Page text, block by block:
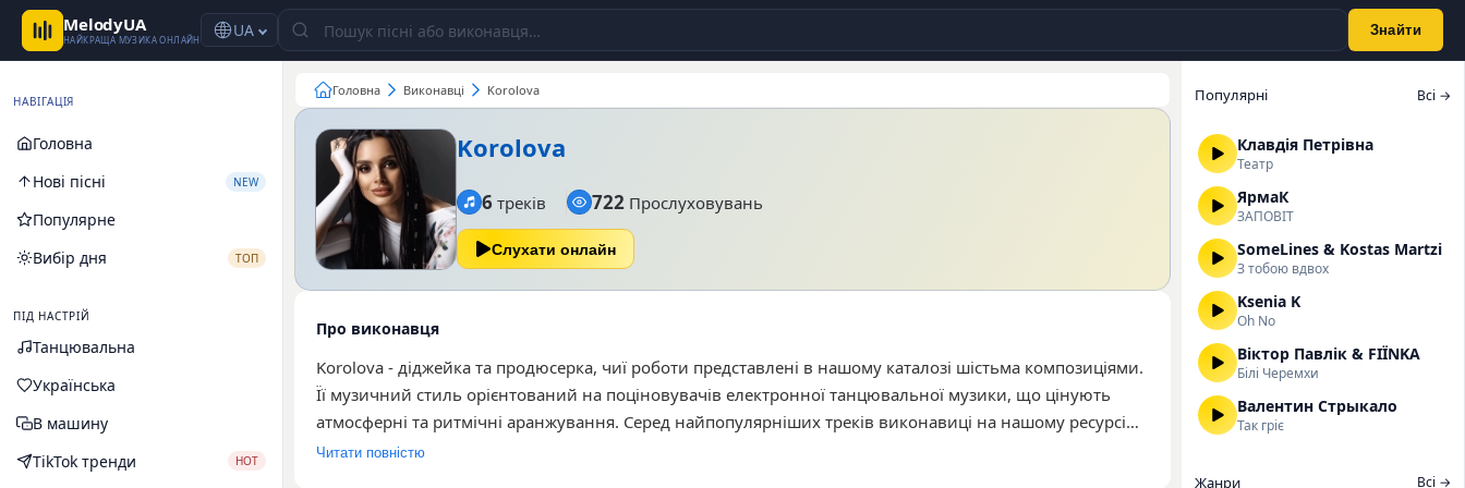
MelodyUA
НАЙКРАЩА МУЗИКА ОНЛАЙН UA Знайти
НАВІГАЦІЯ
Головна
Нові пісні
NEW
Популярне
Вибір дня
ТОП
ПІД НАСТРІЙ
Танцювальна
Українська
В машину
TikTok тренди
HOT
Головна Виконавці Korolova
Korolova
6 треків 722 Прослуховувань
Слухати онлайн
Про виконавця
Korolova - діджейка та продюсерка, чиї роботи представлені в нашому каталозі шістьма композиціями.
Її музичний стиль орієнтований на поціновувачів електронної танцювальної музики, що цінують
атмосферні та ритмічні аранжування. Серед найпопулярніших треків виконавиці на нашому ресурсі
виділяються Symphony, записаний разом із Yann Menge, Higher Calling та ремікс на Last Night. На даний
Читати повністю
Популярні Всі →
Клавдія Петрівна
Театр
ЯрмаК
ЗАПОВІТ
SomeLines & Kostas Martzi
З тобою вдвох
Ksenia K
Oh No
Віктор Павлік & FIЇNKA
Білі Черемхи
Валентин Стрыкало
Так гріє
Жанри Всі →